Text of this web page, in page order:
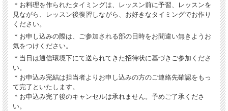
＊お料理を作られたタイミングは、レッスン前に予習、レッスンを
見ながら、レッスン後復習しながら、お好きなタイミングでお作り
ください。
＊お申し込みの際は、ご参加される部の日時をお間違い無きようお
気をつけください。
＊当日は通信環境下にて送られてきた招待状に基づきご参加くださ
い。
＊お申込み完結は担当者よりお申し込みの方のご連絡先確認をもっ
て完了といたします。
＊お申込み完了後のキャンセルは承れません。予めご了承くださ
い。